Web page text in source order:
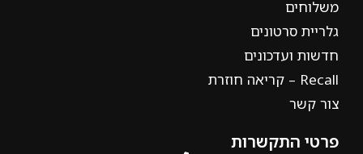
משלוחים
גלריית סרטונים
חדשות ועדכונים
Recall – קריאה חוזרת
צור קשר
פרטי התקשרות